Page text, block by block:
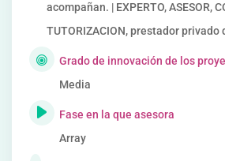
acompañan. | EXPERTO, ASESOR,
TUTORIZACION, prestador privado
Grado de innovación de los
Media
Fase en la que asesora
Array